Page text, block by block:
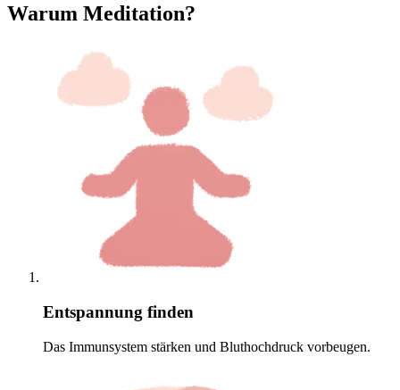
Warum Meditation?
Entspannung finden
Das Immunsystem stärken und Bluthochdruck vorbeugen.